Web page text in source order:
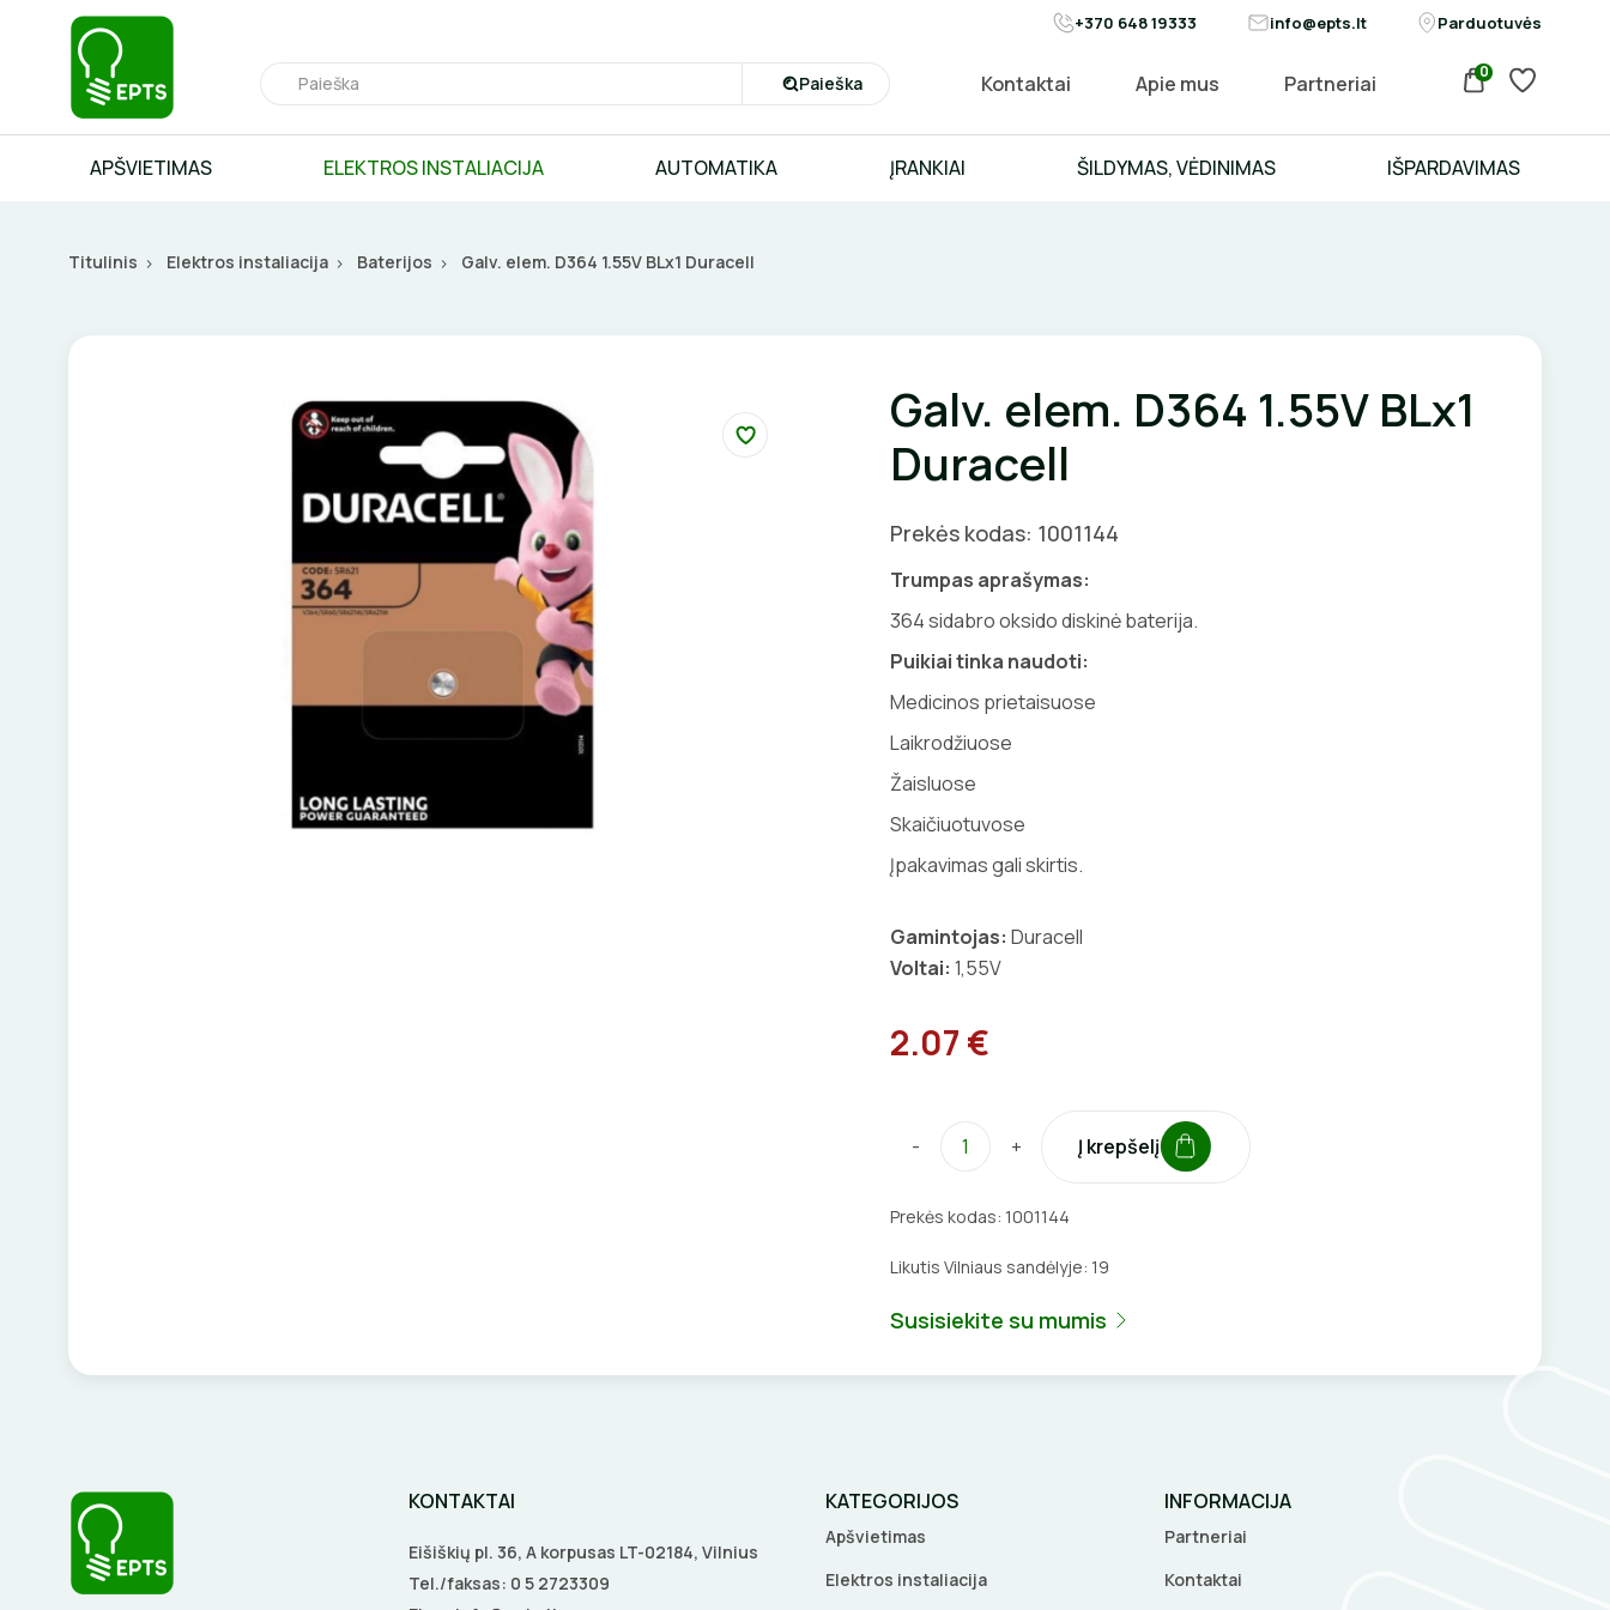
+370 648 19333 info@epts.lt Parduotuvės
Paieška Kontaktai Apie mus Partneriai 0
APŠVIETIMAS ELEKTROS INSTALIACIJA AUTOMATIKA ĮRANKIAI ŠILDYMAS, VĖDINIMAS IŠPARDAVIMAS
Titulinis Elektros instaliacija Baterijos Galv. elem. D364 1.55V BLx1 Duracell
Galv. elem. D364 1.55V BLx1
Duracell
Prekės kodas: 1001144
Trumpas aprašymas:
364 sidabro oksido diskinė baterija.
Puikiai tinka naudoti:
Medicinos prietaisuose
Laikrodžiuose
Žaisluose
Skaičiuotuvose
Įpakavimas gali skirtis.
Gamintojas: Duracell
Voltai: 1,55V
2.07 €
- + Į krepšelį
Prekės kodas: 1001144
Likutis Vilniaus sandėlyje: 19
Susisiekite su mumis
KONTAKTAI
Eišiškių pl. 36, A korpusas LT-02184, Vilnius
Tel./faksas: 0 5 2723309
KATEGORIJOS
Apšvietimas
Elektros instaliacija
INFORMACIJA
Partneriai
Kontaktai